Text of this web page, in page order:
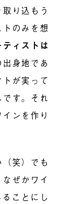
り込もう
のみを想
ィストは
身地であ
が実って
す。それ
ンを作り
笑）でも
ぜかワイ
ことにし